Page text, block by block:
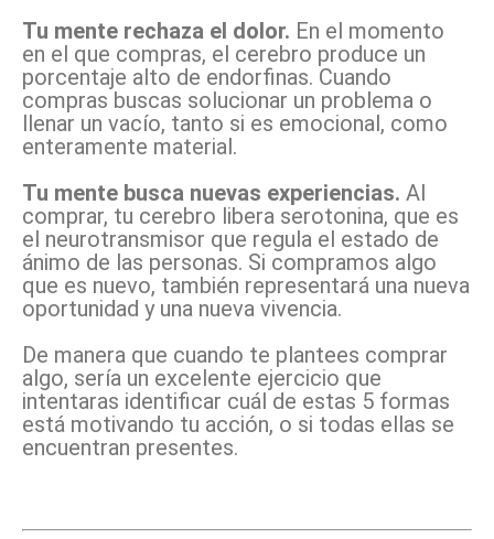
Tu mente rechaza el dolor. En el momento
en el que compras, el cerebro produce un
porcentaje alto de endorfinas. Cuando
compras buscas solucionar un problema o
llenar un vacío, tanto si es emocional, como
enteramente material.
Tu mente busca nuevas experiencias. Al
comprar, tu cerebro libera serotonina, que es
el neurotransmisor que regula el estado de
ánimo de las personas. Si compramos algo
que es nuevo, también representará una nueva
oportunidad y una nueva vivencia.
De manera que cuando te plantees comprar
algo, sería un excelente ejercicio que
intentaras identificar cuál de estas 5 formas
está motivando tu acción, o si todas ellas se
encuentran presentes.